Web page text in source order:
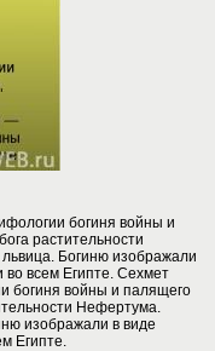
богиня войны и
растительности
Богиню изображали
всем Египте. Сехмет
богиня войны и палящего
Нефертума.
изображали в виде
Египте.